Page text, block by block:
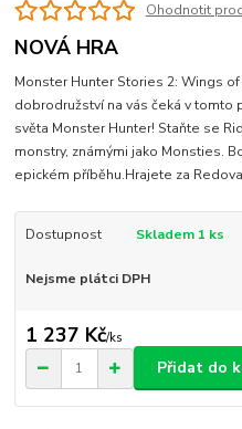
Ohodnotit
NOVÁ HRA
Monster Hunter Stories 2: Wings
dobrodružství na vás čeká v tomto
světa Monster Hunter! Staňte se
monstry, známými jako Monsties.
epickém příběhu.Hrajete za
Dostupnost Skladem 1 ks
Nejsme plátci DPH
1 237 Kč/ks
Přidat do